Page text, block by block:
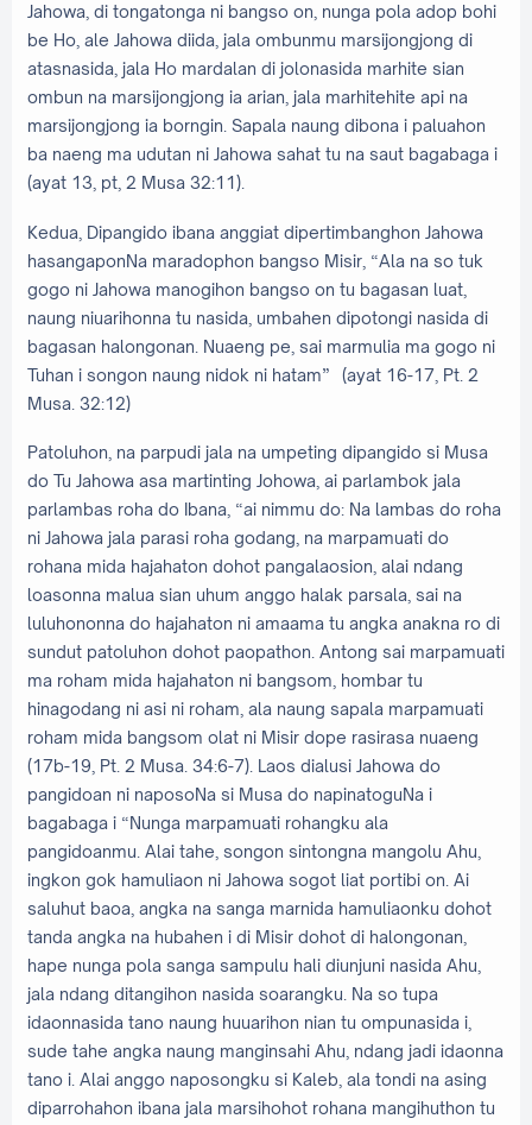
Jahowa, di tongatonga ni bangso on, nunga pola adop bohi
be Ho, ale Jahowa diida, jala ombunmu marsijongjong di
atasnasida, jala Ho mardalan di jolonasida marhite sian
ombun na marsijongjong ia arian, jala marhitehite api na
marsijongjong ia borngin. Sapala naung dibona i paluahon
ba naeng ma udutan ni Jahowa sahat tu na saut bagabaga i
(ayat 13, pt, 2 Musa 32:11).
Kedua, Dipangido ibana anggiat dipertimbanghon Jahowa
hasangaponNa maradophon bangso Misir, “Ala na so tuk
gogo ni Jahowa manogihon bangso on tu bagasan luat,
naung niuarihonna tu nasida, umbahen dipotongi nasida di
bagasan halongonan. Nuaeng pe, sai marmulia ma gogo ni
Tuhan i songon naung nidok ni hatam” (ayat 16-17, Pt. 2
Musa. 32:12)
Patoluhon, na parpudi jala na umpeting dipangido si Musa
do Tu Jahowa asa martinting Johowa, ai parlambok jala
parlambas roha do Ibana, “ai nimmu do: Na lambas do roha
ni Jahowa jala parasi roha godang, na marpamuati do
rohana mida hajahaton dohot pangalaosion, alai ndang
loasonna malua sian uhum anggo halak parsala, sai na
luluhononna do hajahaton ni amaama tu angka anakna ro di
sundut patoluhon dohot paopathon. Antong sai marpamuati
ma roham mida hajahaton ni bangsom, hombar tu
hinagodang ni asi ni roham, ala naung sapala marpamuati
roham mida bangsom olat ni Misir dope rasirasa nuaeng
(17b-19, Pt. 2 Musa. 34:6-7). Laos dialusi Jahowa do
pangidoan ni naposoNa si Musa do napinatoguNa i
bagabaga i “Nunga marpamuati rohangku ala
pangidoanmu. Alai tahe, songon sintongna mangolu Ahu,
ingkon gok hamuliaon ni Jahowa sogot liat portibi on. Ai
saluhut baoa, angka na sanga marnida hamuliaonku dohot
tanda angka na hubahen i di Misir dohot di halongonan,
hape nunga pola sanga sampulu hali diunjuni nasida Ahu,
jala ndang ditangihon nasida soarangku. Na so tupa
idaonnasida tano naung huuarihon nian tu ompunasida i,
sude tahe angka naung manginsahi Ahu, ndang jadi idaonna
tano i. Alai anggo naposongku si Kaleb, ala tondi na asing
diparrohahon ibana jala marsihohot rohana mangihuthon tu